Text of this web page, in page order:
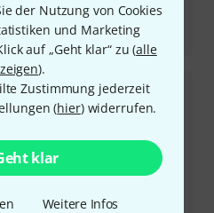
der Nutzung von Cookies
und Marketing
auf „Geht klar“ zu (alle
).
Zustimmung jederzeit
(hier) widerrufen.
klar
Weitere Infos